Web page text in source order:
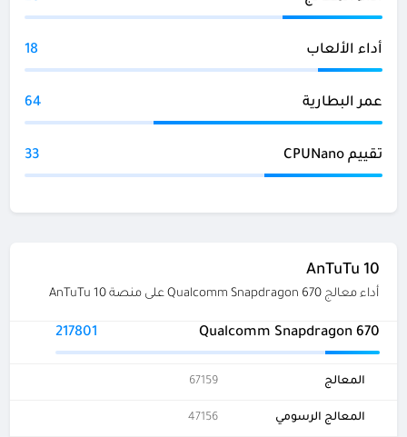
أداء الألعاب 18
عمر البطارية 64
تقييم CPUNano 33
AnTuTu 10
أداء معالج Qualcomm Snapdragon 670 على منصة AnTuTu 10
Qualcomm Snapdragon 670
217801
المعالج 67159
المعالج الرسومي 47156